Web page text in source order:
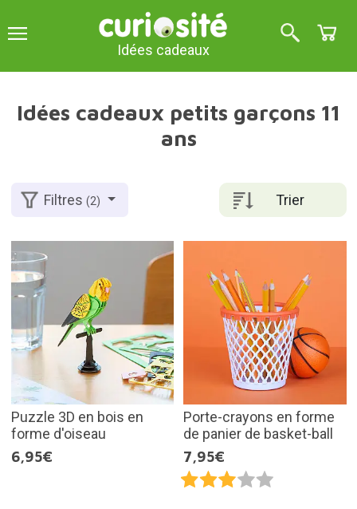
Idées cadeaux
Idées cadeaux petits garçons 11
ans
Trier
Filtres(2)
Puzzle 3D en bois en
forme d'oiseau
6,95€
Porte-crayons en forme
de panier de basket-ball
7,95€